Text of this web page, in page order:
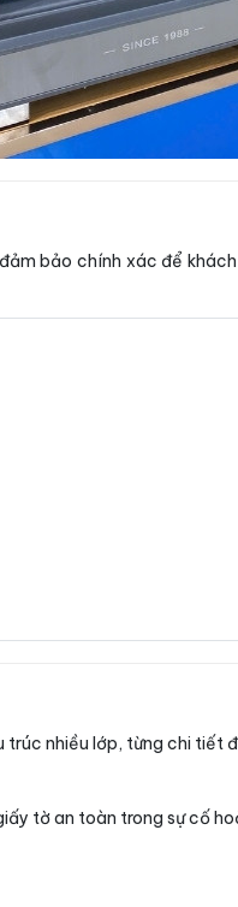
bảo chính xác để
nhiều lớp, từng chi tiết
tờ an toàn trong sự cố